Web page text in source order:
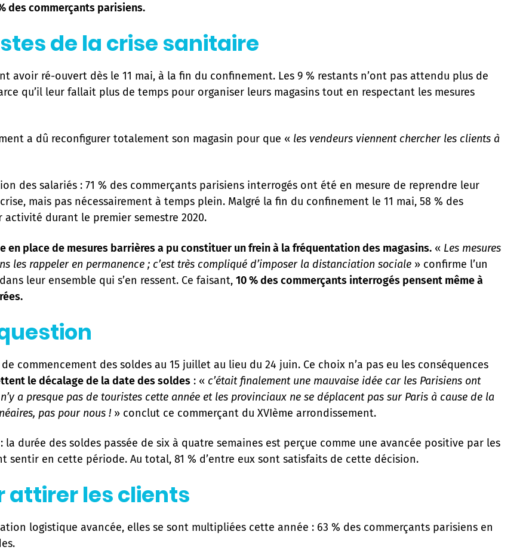
des commerçants parisiens.
de la crise sanitaire
avoir ré-ouvert dès le 11 mai, à la fin du confinement. Les 9 % restants n’ont pas attendu plus de
qu’il leur fallait plus de temps pour organiser leurs magasins tout en respectant les mesures
a dû reconfigurer totalement son magasin pour que « les vendeurs viennent chercher les clients à
des salariés : 71 % des commerçants parisiens interrogés ont été en mesure de reprendre leur
mais pas nécessairement à temps plein. Malgré la fin du confinement le 11 mai, 58 % des
durant le premier semestre 2020.
en place de mesures barrières a pu constituer un frein à la fréquentation des magasins. « Les mesures
les rappeler en permanence ; c’est très compliqué d’imposer la distanciation sociale » confirme l’un
leur ensemble qui s’en ressent. Ce faisant, 10 % des commerçants interrogés pensent même à
commencement des soldes au 15 juillet au lieu du 24 juin. Ce choix n’a pas eu les conséquences
le décalage de la date des soldes : « c’était finalement une mauvaise idée car les Parisiens ont
a presque pas de touristes cette année et les provinciaux ne se déplacent pas sur Paris à cause de la
pas pour nous ! » conclut ce commerçant du XVIème arrondissement.
durée des soldes passée de six à quatre semaines est perçue comme une avancée positive par les
sentir en cette période. Au total, 81 % d’entre eux sont satisfaits de cette décision.
attirer les clients
logistique avancée, elles se sont multipliées cette année : 63 % des commerçants parisiens en